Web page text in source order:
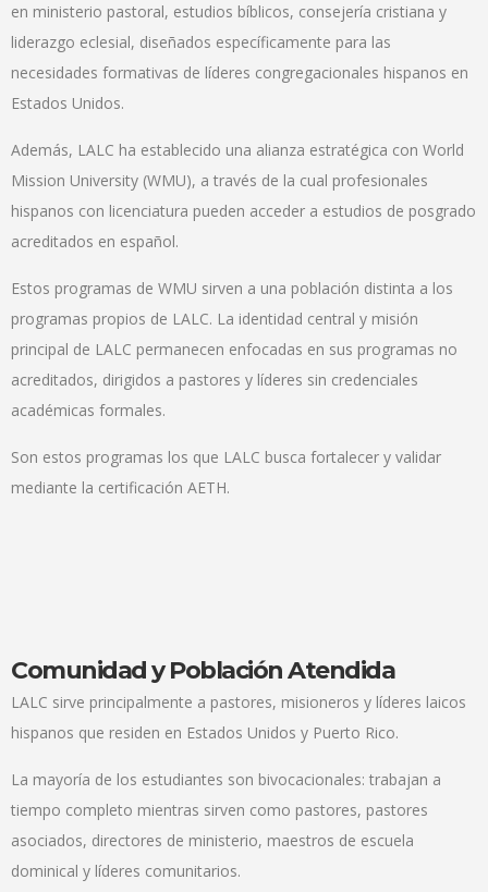
en ministerio pastoral, estudios bíblicos, consejería cristiana y
liderazgo eclesial, diseñados específicamente para las
necesidades formativas de líderes congregacionales hispanos en
Estados Unidos.
Además, LALC ha establecido una alianza estratégica con World
Mission University (WMU), a través de la cual profesionales
hispanos con licenciatura pueden acceder a estudios de posgrado
acreditados en español.
Estos programas de WMU sirven a una población distinta a los
programas propios de LALC. La identidad central y misión
principal de LALC permanecen enfocadas en sus programas no
acreditados, dirigidos a pastores y líderes sin credenciales
académicas formales.
Son estos programas los que LALC busca fortalecer y validar
mediante la certificación AETH.
Comunidad y Población Atendida
LALC sirve principalmente a pastores, misioneros y líderes laicos
hispanos que residen en Estados Unidos y Puerto Rico.
La mayoría de los estudiantes son bivocacionales: trabajan a
tiempo completo mientras sirven como pastores, pastores
asociados, directores de ministerio, maestros de escuela
dominical y líderes comunitarios.